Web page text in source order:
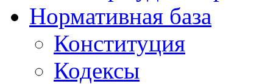
Нормативная база
Конституция
Кодексы